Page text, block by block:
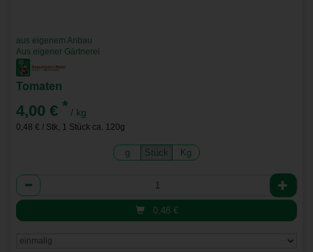
aus eigenem Anbau
Aus eigener Gärtnerei
Tomaten
4,00 € * / kg
0,48 € / Stk, 1 Stück ca. 120g
g Stück Kg
Anzahl
0,48 €